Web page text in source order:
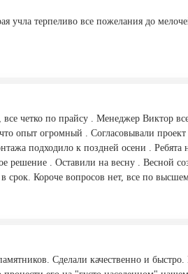
учла терпеливо все пожелания до
все четко по прайсу . Менеджер Виктор
опыт огромный . Согласовывали
подходило к поздней осени . Ребята
решение . Оставили на весну . Весной
срок. Короче вопросов нет, все по
Сделали качественно и быстро.